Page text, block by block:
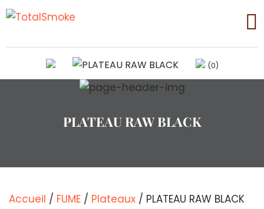
(0)
PLATEAU RAW BLACK
Accueil / FUME / Plateaux / PLATEAU RAW BLACK